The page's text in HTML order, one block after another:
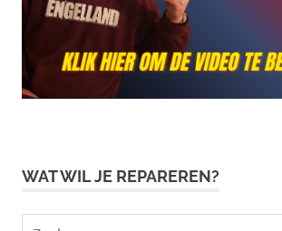
WAT WIL JE REPAREREN?